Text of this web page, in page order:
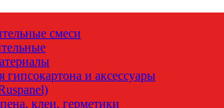
смеси
гипсокартона и аксессуары
клеи, герметики